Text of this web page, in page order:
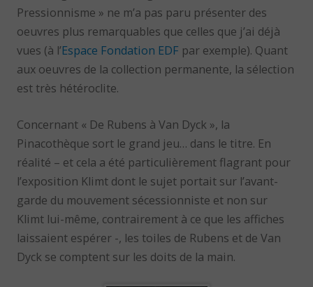
Pressionnisme » ne m’a pas paru présenter des
oeuvres plus remarquables que celles que j’ai déjà
vues (à l’Espace Fondation EDF par exemple). Quant
aux oeuvres de la collection permanente, la sélection
est très hétéroclite.
Concernant « De Rubens à Van Dyck », la
Pinacothèque sort le grand jeu… dans le titre. En
réalité – et cela a été particulièrement flagrant pour
l’exposition Klimt dont le sujet portait sur l’avant-
garde du mouvement sécessionniste et non sur
Klimt lui-même, contrairement à ce que les affiches
laissaient espérer -, les toiles de Rubens et de Van
Dyck se comptent sur les doits de la main.